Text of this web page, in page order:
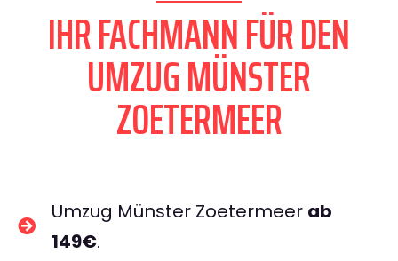
IHR FACHMANN FÜR DEN
UMZUG MÜNSTER
ZOETERMEER
Umzug Münster Zoetermeer ab
149€.